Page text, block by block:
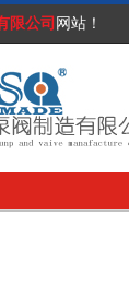
限公司 网站！